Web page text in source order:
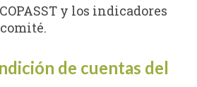
y los indicadores
de cuentas del